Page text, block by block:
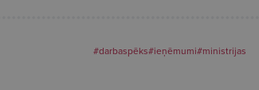
#darbaspēks#ieņēmumi#ministrijas